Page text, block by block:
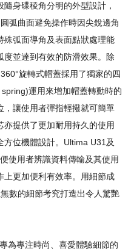
身碟稜角分明的外型設計，
弧曲面避免操作時因尖銳邊角
殊弧面導角及表面點狀處理能
並達到有效的防滑效果。除
旋轉式帽蓋採用了獨家的四
運用來增加帽蓋轉動時的
，讓使用者彈指輕撥就可簡單
提供了更加耐用持久的使用
位機體設計。Ultima U31及
使用者辨識資料傳輸及其使用
上更加便利有效率。用細節成
數的細節考究打造出令人驚艷
專注時尚、喜愛體驗細節的